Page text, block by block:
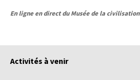
En ligne en direct du Musée de la civilisation
Activités à venir